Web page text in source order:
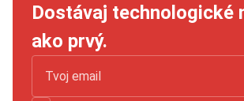
Dostávaj technologické
ako prvý.